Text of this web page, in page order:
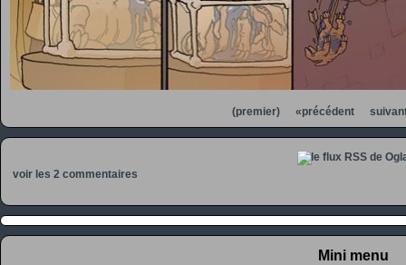
(premier) «précédent
voir les 2 commentaires
Mini menu